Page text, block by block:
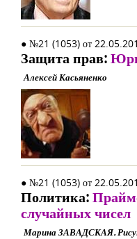
● №21 (1053) от
Защита прав:
Алексей Касьяненко
● №21 (1053) от
Политика:
случайных чисел
Марина ЗАВАДСКАЯ.